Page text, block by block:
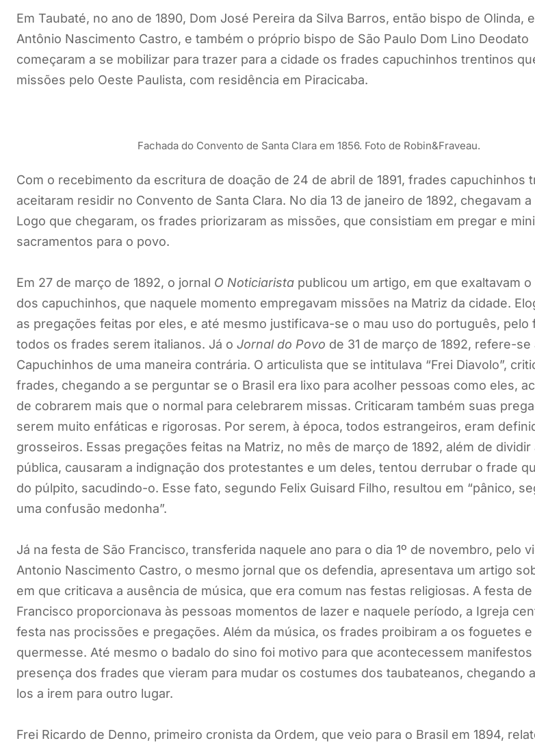
Em Taubaté, no ano de 1890, Dom José Pereira da Silva Barros, então bispo de Olinda,
Antônio Nascimento Castro, e também o próprio bispo de São Paulo Dom Lino Deodato
começaram a se mobilizar para trazer para a cidade os frades capuchinhos trentinos
missões pelo Oeste Paulista, com residência em Piracicaba.
Fachada do Convento de Santa Clara em 1856. Foto de Robin&Fraveau.
Com o recebimento da escritura de doação de 24 de abril de 1891, frades capuchinhos
aceitaram residir no Convento de Santa Clara. No dia 13 de janeiro de 1892, chegavam a
Logo que chegaram, os frades priorizaram as missões, que consistiam em pregar e
sacramentos para o povo.
Em 27 de março de 1892, o jornal O Noticiarista publicou um artigo, em que exaltavam o
dos capuchinhos, que naquele momento empregavam missões na Matriz da cidade.
as pregações feitas por eles, e até mesmo justificava-se o mau uso do português, pelo
todos os frades serem italianos. Já o Jornal do Povo de 31 de março de 1892, refere-se
Capuchinhos de uma maneira contrária. O articulista que se intitulava “Frei Diavolo”,
frades, chegando a se perguntar se o Brasil era lixo para acolher pessoas como eles,
de cobrarem mais que o normal para celebrarem missas. Criticaram também suas
serem muito enfáticas e rigorosas. Por serem, à época, todos estrangeiros, eram
grosseiros. Essas pregações feitas na Matriz, no mês de março de 1892, além de dividir
pública, causaram a indignação dos protestantes e um deles, tentou derrubar o frade
do púlpito, sacudindo-o. Esse fato, segundo Felix Guisard Filho, resultou em “pânico,
uma confusão medonha”.
Já na festa de São Francisco, transferida naquele ano para o dia 1º de novembro, pelo
Antonio Nascimento Castro, o mesmo jornal que os defendia, apresentava um artigo
em que criticava a ausência de música, que era comum nas festas religiosas. A festa de
Francisco proporcionava às pessoas momentos de lazer e naquele período, a Igreja
festa nas procissões e pregações. Além da música, os frades proibiram a os foguetes e
quermesse. Até mesmo o badalo do sino foi motivo para que acontecessem manifestos
presença dos frades que vieram para mudar os costumes dos taubateanos, chegando
los a irem para outro lugar.
Frei Ricardo de Denno, primeiro cronista da Ordem, que veio para o Brasil em 1894,